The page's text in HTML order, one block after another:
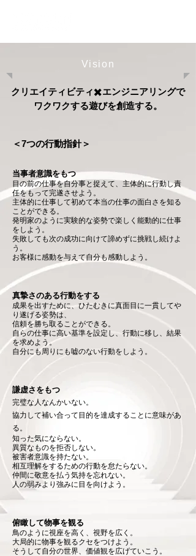
Vision
クリエイティビティ✖️エンジニアリングで
ワクワクする遊びを創造する。
＜7つの行動指針＞
当事者意識をもつ
目の前の仕事を自分事と捉えて、主体的に行動し責
任をもって完遂させよう。
主体的に仕事して初めて本当の仕事の面白さを知る
ことができる。
発明家のように実験的な姿勢で楽しく能動的に仕事
をしよう。
失敗しても次の成功に向けて諦めずに挑戦し続けよ
う。
お客様に感動を与えて自分も感動しよう。
真摯さのある行動をする
成果を出すために、ひたむきに真面目に一貫してや
り遂げる姿勢は、
信頼を勝ち取ることができる。
自らの仕事に高い基準を設定し、行動に移し、結果
を求めよう。
自分にも周りにも嘘のない行動をしよう。
謙虚さをもつ
完璧な人なんかいない。
協力して補い合って目的を達成することに意味があ
る。
知った気にならない。
異質なものを拒否しない。
被害者意識を持たない。
相互理解をするための行動を怠たらない。
仲間に敬意を払う気持を忘れない。
人の弱みより強みに目を向けよう。
俯瞰して物事を観る
鳥のように視座を高く、視野を広く。
大局的に物事を観るクセをつけよう。
そうして自分の世界、価値観を広げていこう。